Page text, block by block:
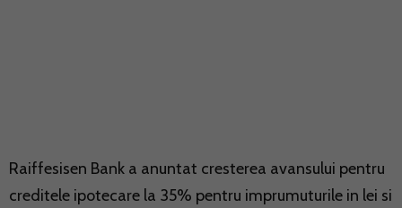
Raiffesisen Bank a anuntat cresterea avansului pentru
creditele ipotecare la 35% pentru imprumuturile in lei si